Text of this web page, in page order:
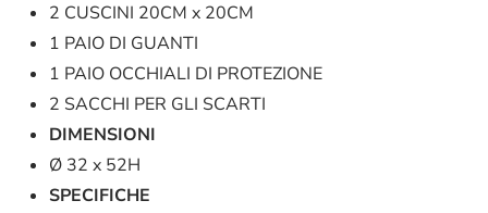
2 CUSCINI 20CM x 20CM
1 PAIO DI GUANTI
1 PAIO OCCHIALI DI PROTEZIONE
2 SACCHI PER GLI SCARTI
DIMENSIONI
Ø 32 x 52H
SPECIFICHE